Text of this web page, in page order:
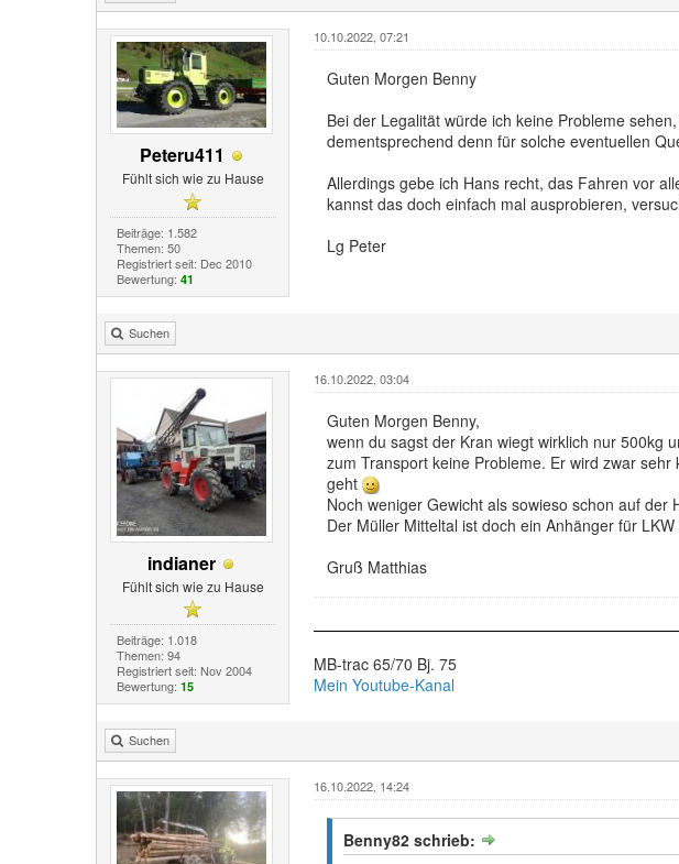
Peteru411
Fühlt sich wie zu Hause
Beiträge: 1.582
Themen: 50
Registriert seit: Dec 2010
Bewertung: 41
10.10.2022, 07:21
Guten Morgen Benny
Bei der Legalität würde ich keine Probleme
dementsprechend denn für solche eventuellen
Allerdings gebe ich Hans recht, das Fahren vor
kannst das doch einfach mal ausprobieren,
Lg Peter
Suchen
indianer
Fühlt sich wie zu Hause
Beiträge: 1.018
Themen: 94
Registriert seit: Nov 2004
Bewertung: 15
16.10.2022, 03:04
Guten Morgen Benny,
wenn du sagst der Kran wiegt wirklich nur 500kg
zum Transport keine Probleme. Er wird zwar
geht
Noch weniger Gewicht als sowieso schon auf
Der Müller Mitteltal ist doch ein Anhänger für
Gruß Matthias
MB-trac 65/70 Bj. 75
Mein Youtube-Kanal
Suchen
16.10.2022, 14:24
Benny82 schrieb: